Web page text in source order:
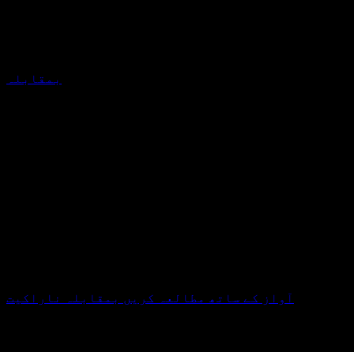
بمقابلہ
آواز کے ساتھ مطالعہ کریں بمقابلہ ناراکیت